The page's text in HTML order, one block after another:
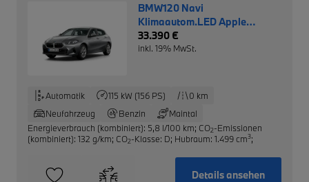
BMW120 Navi
Klimaautom.LED Apple
CarPlay Musikstreaming
33.390 €
inkl. 19% MwSt.
Automatik 115 kW (156 PS)
0 km
Neufahrzeug
Benzin
Maintal
Energieverbrauch (kombiniert): 5,8 l/100 km; CO2-Emissionen
(kombiniert): 132 g/km; CO2-Klasse: D; Hubraum: 1.499 cm3;
Details ansehen